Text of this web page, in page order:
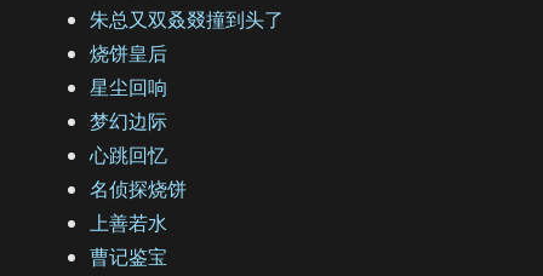
朱总又双叒叕撞到头了
烧饼皇后
星尘回响
梦幻边际
心跳回忆
名侦探烧饼
上善若水
曹记鉴宝